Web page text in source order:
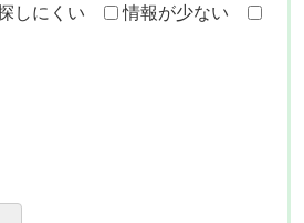
しにくい
情報が少ない